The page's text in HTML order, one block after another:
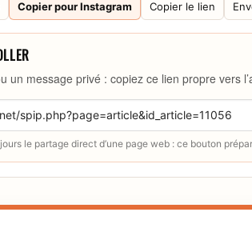
Copier pour Instagram Copier le lien
un message privé : copiez ce lien propre vers
le partage direct d’une page web : ce bouton